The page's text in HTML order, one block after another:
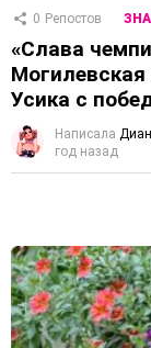
0 Репостов
«Слава
Могилевская
Усика с
Написала
год назад